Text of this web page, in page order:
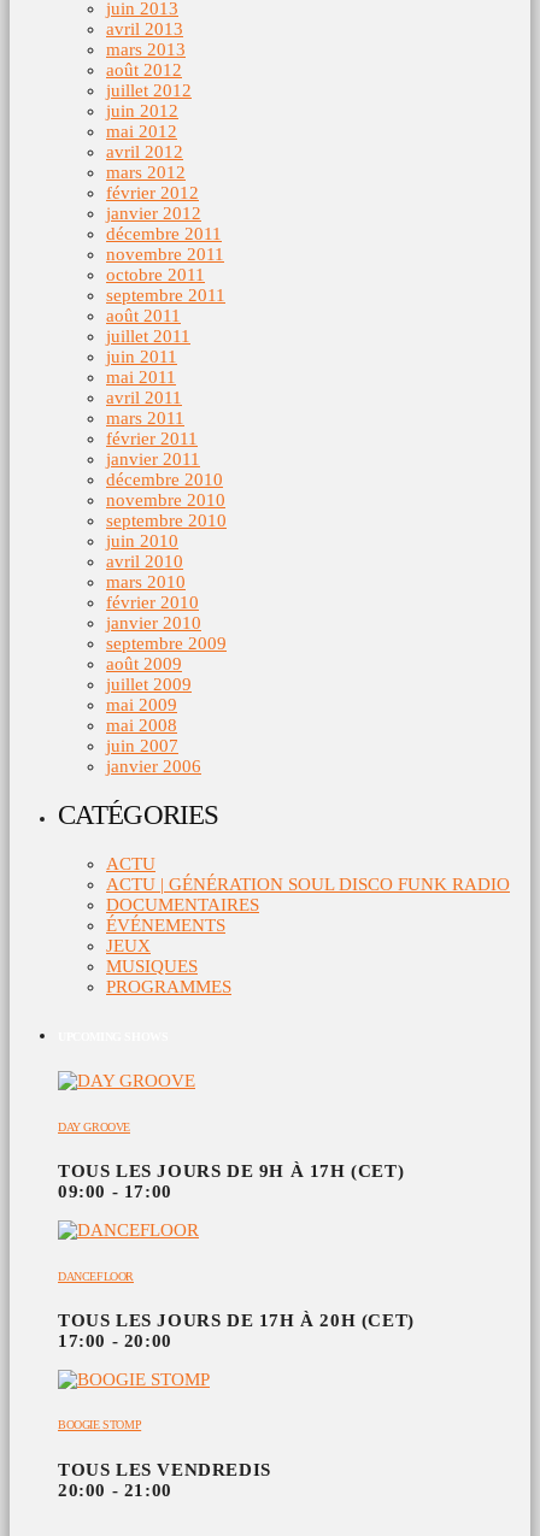
juin 2013
avril 2013
mars 2013
août 2012
juillet 2012
juin 2012
mai 2012
avril 2012
mars 2012
février 2012
janvier 2012
décembre 2011
novembre 2011
octobre 2011
septembre 2011
août 2011
juillet 2011
juin 2011
mai 2011
avril 2011
mars 2011
février 2011
janvier 2011
décembre 2010
novembre 2010
septembre 2010
juin 2010
avril 2010
mars 2010
février 2010
janvier 2010
septembre 2009
août 2009
juillet 2009
mai 2009
mai 2008
juin 2007
janvier 2006
CATÉGORIES
ACTU
ACTU | GÉNÉRATION SOUL DISCO FUNK RADIO
DOCUMENTAIRES
ÉVÉNEMENTS
JEUX
MUSIQUES
PROGRAMMES
DAY GROOVE
TOUS LES JOURS DE 9H À 17H (CET)
09:00 - 17:00
DANCEFLOOR
TOUS LES JOURS DE 17H À 20H (CET)
17:00 - 20:00
BOOGIE STOMP
TOUS LES VENDREDIS
20:00 - 21:00